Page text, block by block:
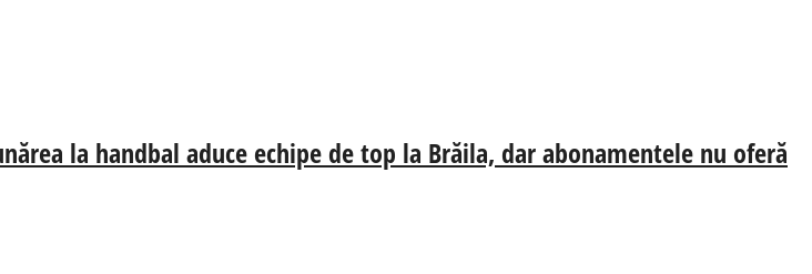
la handbal aduce echipe de top la Brăila, dar abonamentele nu oferă